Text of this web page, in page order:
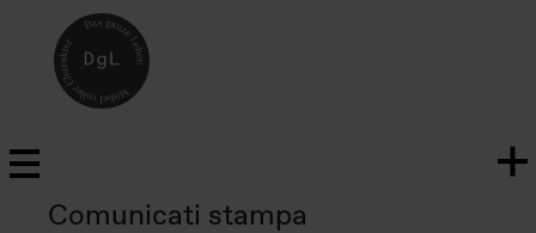
Comunicati stampa